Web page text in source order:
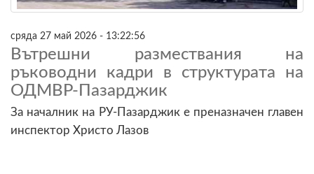
сряда 27 май 2026 - 13:22:56
Вътрешни размествания на
ръководни кадри в структурата на
ОДМВР-Пазарджик
За началник на РУ-Пазарджик е преназначен главен
инспектор Христо Лазов